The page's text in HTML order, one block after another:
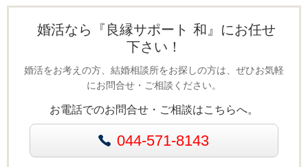
婚活なら『良縁サポート 和』にお任せ
下さい！
婚活をお考えの方、結婚相談所をお探しの方は、ぜひお気軽
にお問合せ・ご相談ください。
お電話でのお問合せ・ご相談はこちらへ。
044-571-8143